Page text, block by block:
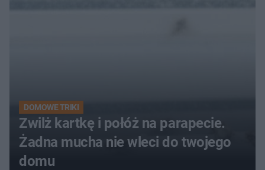
DOMOWE TRIKI
Zwilż kartkę i połóż na parapecie.
Żadna mucha nie wleci do twojego
domu